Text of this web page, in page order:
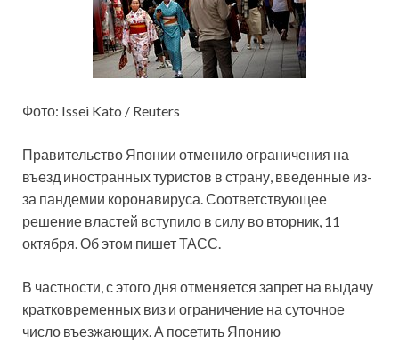
Фото: Issei Kato / Reuters
Правительство Японии отменило ограничения на
въезд иностранных туристов в страну, введенные из-
за пандемии коронавируса. Соответствующее
решение властей вступило в силу во вторник, 11
октября. Об этом пишет ТАСС.
В частности, с этого дня отменяется запрет на выдачу
кратковременных виз и ограничение на суточное
число въезжающих. А посетить Японию